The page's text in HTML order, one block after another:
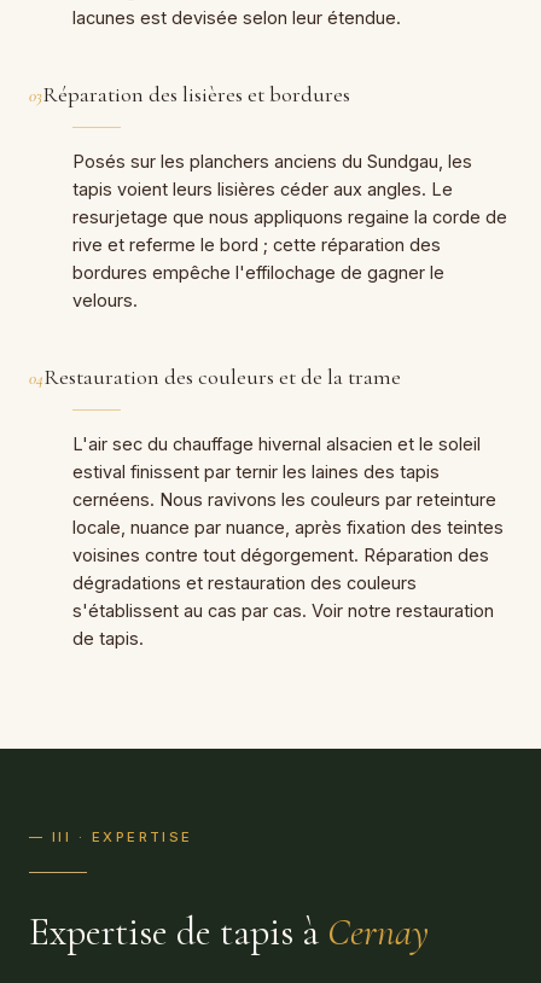
lacunes est devisée selon leur étendue.
03Réparation des lisières et bordures
Posés sur les planchers anciens du Sundgau, les
tapis voient leurs lisières céder aux angles. Le
resurjetage que nous appliquons regaine la corde de
rive et referme le bord ; cette réparation des
bordures empêche l'effilochage de gagner le
velours.
04Restauration des couleurs et de la trame
L'air sec du chauffage hivernal alsacien et le soleil
estival finissent par ternir les laines des tapis
cernéens. Nous ravivons les couleurs par reteinture
locale, nuance par nuance, après fixation des teintes
voisines contre tout dégorgement. Réparation des
dégradations et restauration des couleurs
s'établissent au cas par cas. Voir notre restauration
de tapis.
— III · EXPERTISE
Expertise de tapis à Cernay